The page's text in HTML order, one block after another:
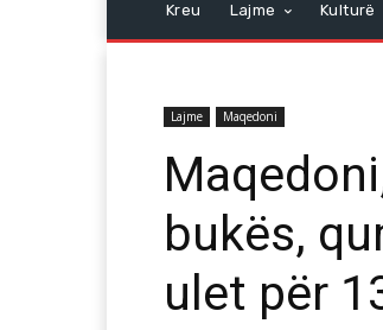
Kreu Lajme Kulturë
Lajme Maqedoni
bukës,
ulet për